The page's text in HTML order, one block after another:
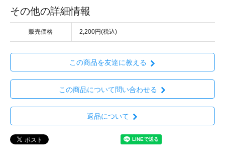
その他の詳細情報
販売価格 2,200円(税込)
この商品を友達に教える
この商品について問い合わせる
返品について